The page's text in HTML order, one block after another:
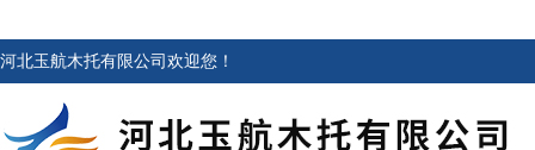
河北玉航木托有限公司欢迎您！